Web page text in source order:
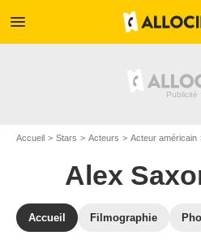
menu
Accueil Stars Acteurs Acteur américain
Alex
Accueil Filmographie